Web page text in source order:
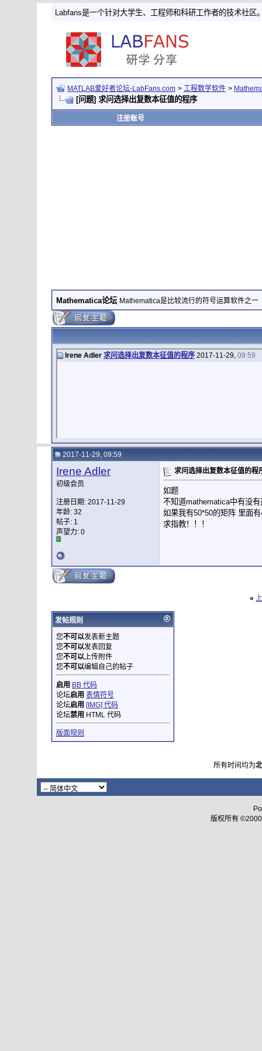
Labfans是一个针对大学生、工程师和科研工作者的技术社区
MATLAB爱好者论坛-LabFans.com > 工程数学软件 >
[问题] 求问选择出复数本征值的程序
注册账号
Mathematica论坛 Mathematica是比较流行的符号运算软件之一
Irene Adler 求问选择出复数本征值的程序2017-11-29, 09:59
2017-11-29, 09:59
Irene Adler
初级会员
注册日期: 2017-11-29
年龄: 32
帖子: 1
声望力: 0
求问选择出复数本征值的程
如题
不知道mathematica中有没
如果我有50*50的矩阵 里面
求指教！！！
«
发帖规则
您不可以发表新主题
您不可以发表回复
您不可以上传附件
您不可以编辑自己的帖子
启用 BB 代码
论坛启用 表情符号
论坛启用 [IMG] 代码
论坛禁用 HTML 代码
版面规则
所有时间均为
版权所有